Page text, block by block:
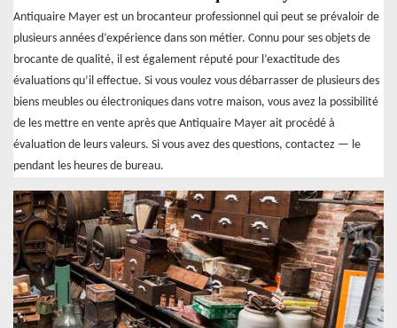
Antiquaire Mayer est un brocanteur professionnel qui peut se prévaloir de
plusieurs années d’expérience dans son métier. Connu pour ses objets de
brocante de qualité, il est également réputé pour l’exactitude des
évaluations qu’il effectue. Si vous voulez vous débarrasser de plusieurs des
biens meubles ou électroniques dans votre maison, vous avez la possibilité
de les mettre en vente après que Antiquaire Mayer ait procédé à
évaluation de leurs valeurs. Si vous avez des questions, contactez — le
pendant les heures de bureau.